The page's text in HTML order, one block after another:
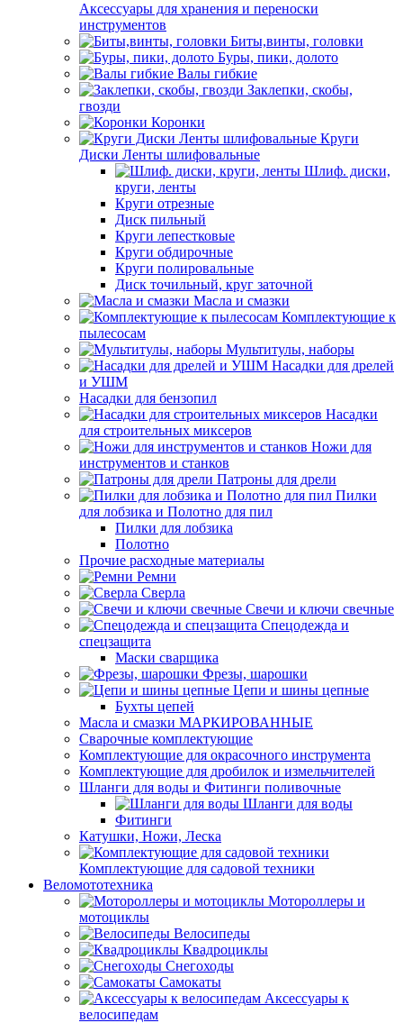
Аксессуары для хранения и переноски
инструментов
Биты,винты, головки
Буры, пики, долото
Валы гибкие
Заклепки, скобы,
гвозди
Коронки
Круги
Диски Ленты шлифовальные
Шлиф. диски,
круги, ленты
Круги отрезные
Диск пильный
Круги лепестковые
Круги обдирочные
Круги полировальные
Диск точильный, круг заточной
Масла и смазки
Комплектующие к
пылесосам
Мультитулы, наборы
Насадки для дрелей
и УШМ
Насадки для бензопил
Насадки
для строительных миксеров
Ножи для
инструментов и станков
Патроны для дрели
Пилки
для лобзика и Полотно для пил
Пилки для лобзика
Полотно
Прочие расходные материалы
Ремни
Сверла
Свечи и ключи свечные
Спецодежда и
спецзащита
Маски сварщика
Фрезы, шарошки
Цепи и шины цепные
Бухты цепей
Масла и смазки МАРКИРОВАННЫЕ
Сварочные комплектующие
Комплектующие для окрасочного инструмента
Комплектующие для дробилок и измельчителей
Шланги для воды и Фитинги поливочные
Шланги для воды
Фитинги
Катушки, Ножи, Леска
Комплектующие для садовой техники
Веломототехника
Мотороллеры и
мотоциклы
Велосипеды
Квадроциклы
Снегоходы
Самокаты
Аксессуары к
велосипедам